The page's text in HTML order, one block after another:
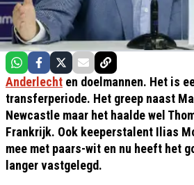
Anderlecht en doelmannen. Het is
transferperiode. Het greep naast
Newcastle maar het haalde wel
Frankrijk. Ook keeperstalent Ilias
mee met paars-wit en nu heeft het
langer vastgelegd.